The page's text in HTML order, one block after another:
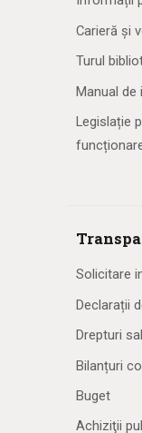
Carieră și
Turul
Manual de
Legislație
Solicitare
Declarații
Drepturi
Bilanțuri
Buget
Achiziţii